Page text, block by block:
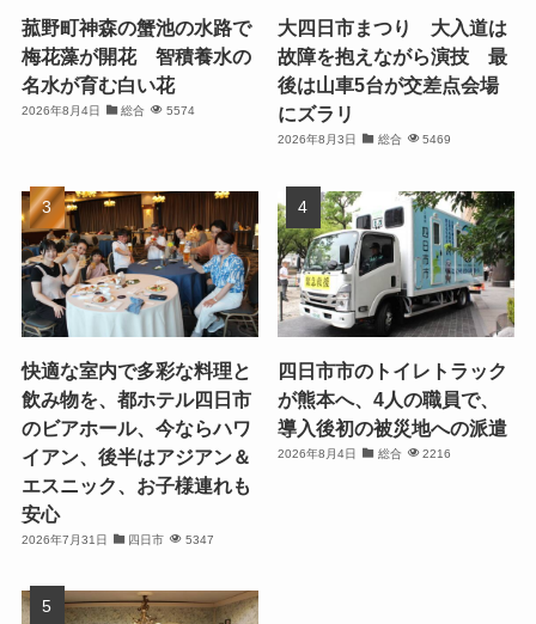
菰野町神森の蟹池の水路で
梅花藻が開花 智積養水の
名水が育む白い花
2026年8月4日 総合 5574
大四日市まつり 大入道は
故障を抱えながら演技 最
後は山車5台が交差点会場
にズラリ
2026年8月3日 総合 5469
快適な室内で多彩な料理と
飲み物を、都ホテル四日市
のビアホール、今ならハワ
イアン、後半はアジアン＆
エスニック、お子様連れも
安心
2026年7月31日 四日市 5347
四日市市のトイレトラック
が熊本へ、4人の職員で、
導入後初の被災地への派遣
2026年8月4日 総合 2216